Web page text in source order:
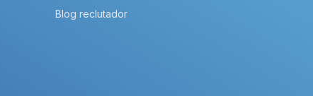
Blog reclutador